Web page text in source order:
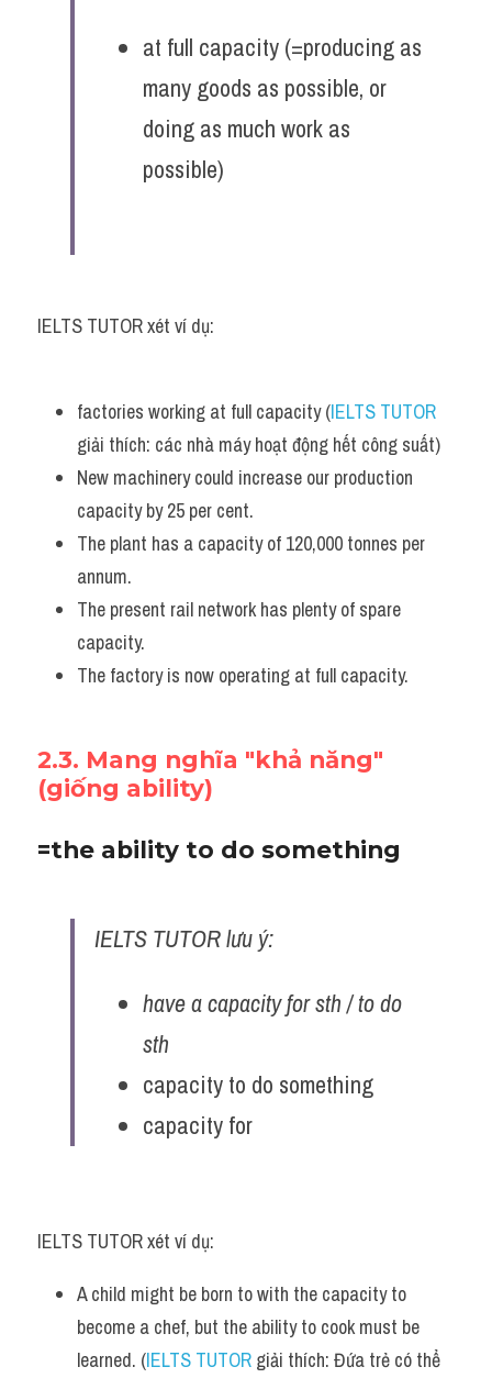
at full capacity (=producing as
many goods as possible, or
doing as much work as
possible)
IELTS TUTOR xét ví dụ:
factories working at full capacity (IELTS TUTOR
giải thích: các nhà máy hoạt động hết công suất)
New machinery could increase our production
capacity by 25 per cent.
The plant has a capacity of 120,000 tonnes per
annum.
The present rail network has plenty of spare
capacity.
The factory is now operating at full capacity.
2.3. Mang nghĩa "khả năng"
(giống ability)
=the ability to do something
IELTS TUTOR lưu ý:
have a capacity for sth / to do
sth
capacity to do something
capacity for
IELTS TUTOR xét ví dụ:
A child might be born to with the capacity to
become a chef, but the ability to cook must be
learned. (IELTS TUTOR giải thích: Đứa trẻ có thể